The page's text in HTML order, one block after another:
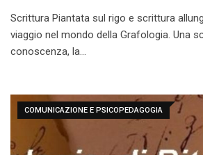
Scrittura Piantata sul rigo e scrittura
viaggio nel mondo della Grafologia. Una
conoscenza, la…
COMUNICAZIONE E PSICOPEDAGOGIA